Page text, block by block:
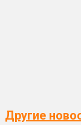
Другие